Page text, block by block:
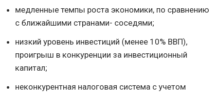
медленные темпы роста экономики, по сравнению
с ближайшими странами- соседями;
низкий уровень инвестиций (менее 10% ВВП),
проигрыш в конкуренции за инвестиционный
капитал;
неконкурентная налоговая система с учетом